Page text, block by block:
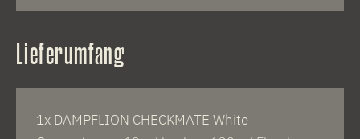
Lieferumfang
1x DAMPFLION CHECKMATE White